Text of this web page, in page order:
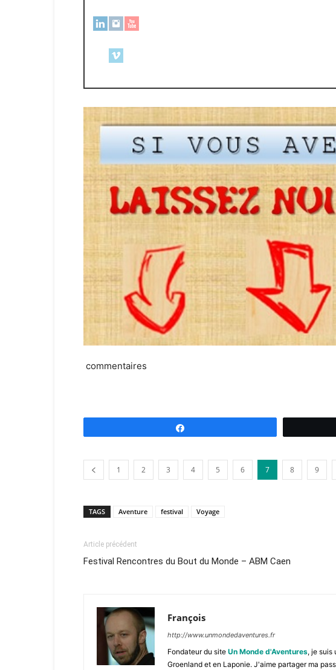
commentaires
1 2 3 4 5 6 7 8 9
TAGS Aventure festival Voyage
Article précédent
Festival Rencontres du Bout du Monde – ABM Caen
François
http://www.unmondedaventures.fr
Fondateur du site Un Monde d'Aventures, je suis
Groenland et en Laponie. J'aime partager ma